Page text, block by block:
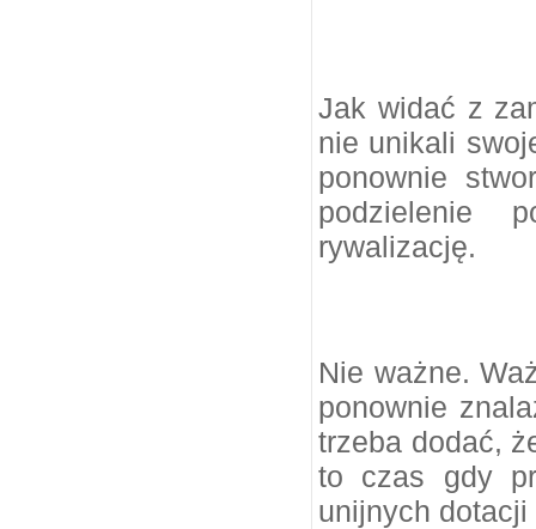
Jak widać z
nie unikali
ponownie
podzielenie
rywalizację.
Nie ważne.
ponownie
trzeba dodać,
to czas gdy
unijnych